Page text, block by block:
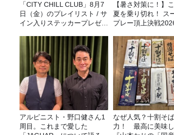
「CITY CHILL CLUB」8月7
日（金）のプレイリスト / サ
イン入りステッカープレゼン
【暑さ対策に！】
夏を乗り切れ！ ス
プレー頂上決戦
アルピニスト・野口健さん1
周目。これまで愛した
なぜ人気？十割そ
力！ 最高に美味